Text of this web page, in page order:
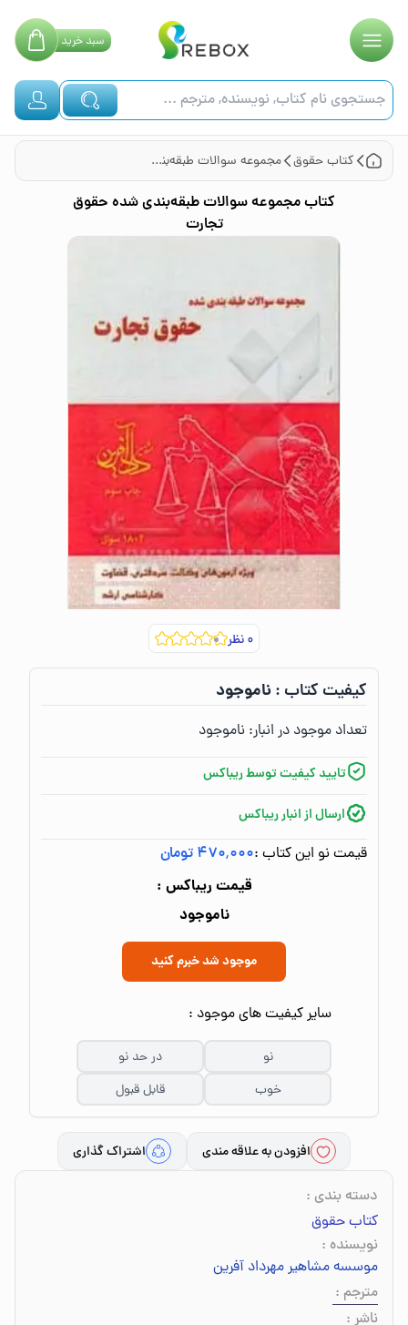
سبدخرید
کتابحقوق مجموعه سوالات طبقه‌بندی شده حقوق تجارت
کتابمجموعه سوالات طبقه‌بندی شده حقوق
تجارت
۰نظر
کیفیت کتاب :‌ ناموجود
تعداد موجود در انبار:‌ ناموجود
تایید کیفیت توسط ریباکس
ارسال از انبار ریباکس
قیمت نو این کتاب :۴۷۰٬۰۰۰ تومان
قیمت ریباکس :
ناموجود
موجود شد خبرم کنید
سایر کیفیت های موجود :
نو
در حد نو
خوب
قابل قبول
افزودن به علاقه مندی اشتراک گذاری
دسته بندی :
کتاب حقوق
نویسنده :
موسسه مشاهیر مهرداد آفرین
مترجم :
ناشر :